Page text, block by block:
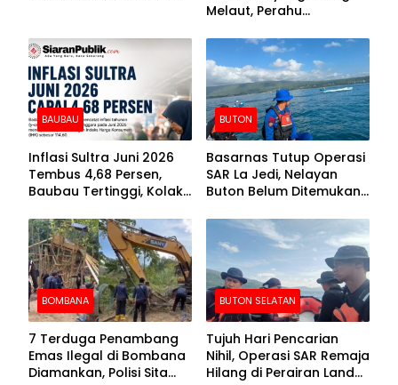
Melaut, Perahu
Kemasukan Air
BAUBAU
Inflasi Sultra Juni 2026
Tembus 4,68 Persen,
Baubau Tertinggi, Kolaka
BUTON
Basarnas Tutup Operasi
SAR La Jedi, Nelayan
Buton Belum Ditemukan
BOMBANA
7 Terduga Penambang
Emas Ilegal di Bombana
Diamankan, Polisi Sita
BUTON SELATAN
Tujuh Hari Pencarian
Nihil, Operasi SAR Remaja
Hilang di Perairan Lande